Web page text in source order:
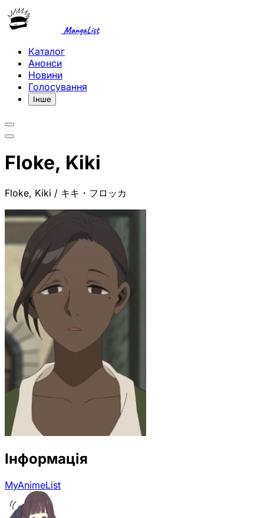
MangaList
Каталог
Анонси
Новини
Голосування
Інше
Floke, Kiki
Floke, Kiki / キキ・フロッカ
Інформація
MyAnimeList